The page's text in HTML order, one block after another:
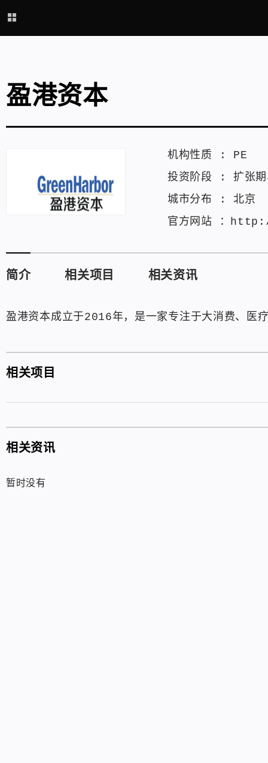
盈港资本
机构性质 : PE
投资阶段 : 扩张期
城市分布 : 北京
官方网站 ：
简介 相关项目 相关资讯
盈港资本成立于2016年，是一家专注于大消费、医
相关项目
相关资讯
暂时没有